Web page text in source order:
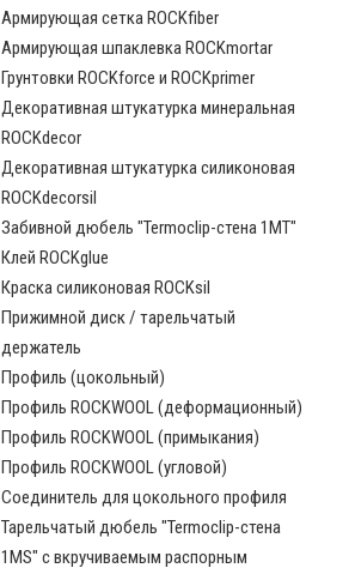
Армирующая сетка ROCKfiber
Армирующая шпаклевка ROCKmortar
Грунтовки ROCKforce и ROCKprimer
Декоративная штукатурка минеральная
ROCKdecor
Декоративная штукатурка силиконовая
ROCKdecorsil
Забивной дюбель "Termoclip-стена 1MT"
Клей ROCKglue
Краска силиконовая ROCKsil
Прижимной диск / тарельчатый
держатель
Профиль (цокольный)
Профиль ROCKWOOL (деформационный)
Профиль ROCKWOOL (примыкания)
Профиль ROCKWOOL (угловой)
Соединитель для цокольного профиля
Тарельчатый дюбель "Termoclip-стена
1MS" с вкручиваемым распорным